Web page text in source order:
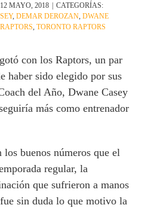
12 MAYO, 2018
CATEGORÍAS:
,DEMAR DEROZAN,DWANE
RAPTORS,TORONTO RAPTORS
con los Raptors, un par
haber sido elegido por sus
del Año, Dwane Casey
más como entrenador
buenos números que el
regular, la
que sufrieron a manos
sin duda lo que motivo la